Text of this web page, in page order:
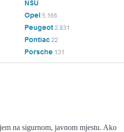
na sigurnom, javnom mjestu. Ako